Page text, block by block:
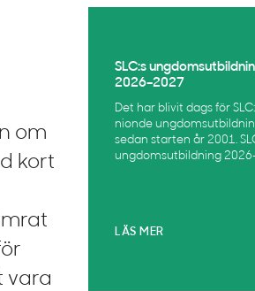
om
kort
vara
SLC:s
2026–2027
Det har blivit dags för
nionde
sedan starten år 2001.
ungdomsutbildning
LÄS MER